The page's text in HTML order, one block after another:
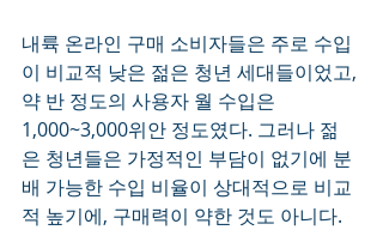
내륙 온라인 구매 소비자들은 주로 수입
이 비교적 낮은 젊은 청년 세대들이었고,
약 반 정도의 사용자 월 수입은
1,000~3,000위안 정도였다. 그러나 젊
은 청년들은 가정적인 부담이 없기에 분
배 가능한 수입 비율이 상대적으로 비교
적 높기에, 구매력이 약한 것도 아니다.